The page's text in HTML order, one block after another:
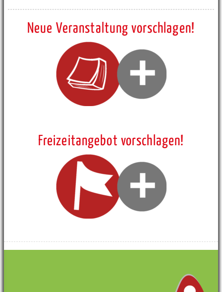
Neue Veranstaltung vorschlagen!
Freizeitangebot vorschlagen!